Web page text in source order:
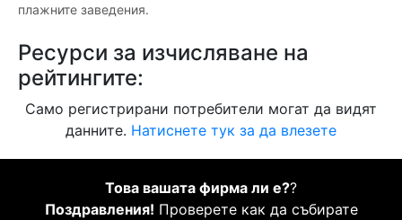
плажните заведения.
Ресурси за изчисляване на
рейтингите:
Само регистрирани потребители могат да видят
данните. Натиснете тук за да влезете
Това вашата фирма ли е??
Поздравления! Проверете как да събирате